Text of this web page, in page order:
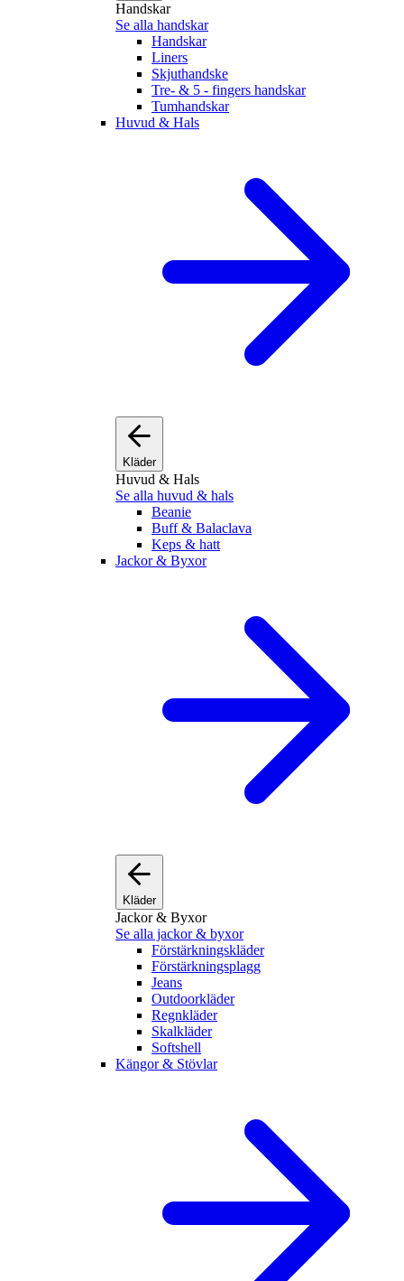
Handskar
Se alla handskar
Handskar
Liners
Skjuthandske
Tre- & 5 - fingers handskar
Tumhandskar
Huvud & Hals
Kläder
Huvud & Hals
Se alla huvud & hals
Beanie
Buff & Balaclava
Keps & hatt
Jackor & Byxor
Kläder
Jackor & Byxor
Se alla jackor & byxor
Förstärkningskläder
Förstärkningsplagg
Jeans
Outdoorkläder
Regnkläder
Skalkläder
Softshell
Kängor & Stövlar